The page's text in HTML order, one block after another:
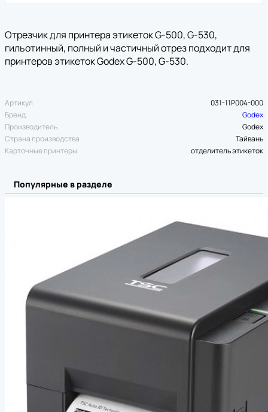
Отрезчик для принтера этикеток G-500, G-530,
гильотинный, полный и частичный отрез подходит для
принтеров этикеток Godex G-500, G-530.
Артикул
031-11P004-000
Бренд
Godex
Производитель
Godex
Страна производства
Тайвань
Карточные принтеры
отделитель этикеток
Популярные в разделе